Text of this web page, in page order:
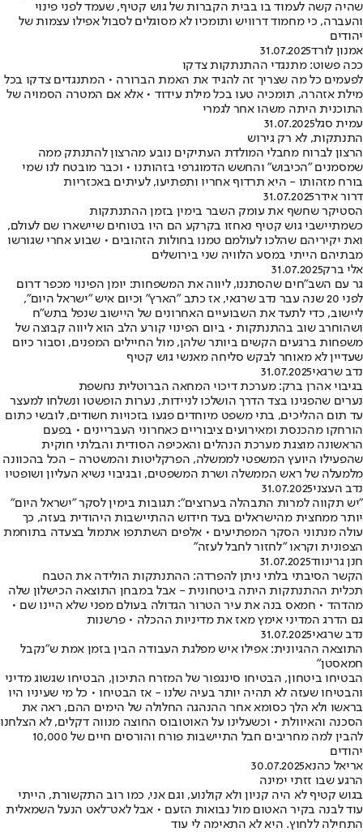
שהיה קשה לעמוד בו בבית הקברות של גוש קטיף, שעמד לפני פינוי
והעברה, כי מחמוד דרוויש ותומכיו לא מסוגלים לסבול אפילו עצמות של
יהודים
אמנון לורד31.07.2025
ככה פשוט: מתנגדי ההתנתקות צדקו
לפעמים כל מה שצריך זה להגיד את האמת הברורה • המתנגדים צדקו בכל
מילת אזהרה, תומכיה טעו בכל מילת עידוד • אלא אם המטרה הסמויה של
התוכנית היתה משהו אחר לגמרי
עמית סגל31.07.2025
התנתקות, לא רק גירוש
הרצון לברוח מחבלי המולדת העתיקים נובע מהרצון להתנתק ממה
שמסמנים "הכיבוש" והחשש הדמוגרפי בזהותנו • וכבר מובטח לנו שמי
בורח מזהותו - היא תרדוף אחריו ותפתיעו, לעיתים באכזריות
דרור אידר31.07.2025
הסטיקר שחשף את עומק השבר בימין בזמן ההתנתקות
כשמתיישבי גוש קטיף נאחזו בקרקע הם היו בטוחים שיישארו שם לעולם,
ואת יקיריהם שהלכו לעולמם טמנו בחולות הזהובים • שבוע אחרי שגורשו
מבתיהם הייתי במסע הלוויה שני בירושלים
אלי ברק31.07.2025
גר עם השב"חים שהסתננו, ליווה את המשפחות: יומן הפינוי מכפר דרום
לפני 20 שנה עבר נדב שרגאי, אז כתב "הארץ" וכיום איש "ישראל היום",
ליישוב, כדי לתעד את השבועיים האחרונים של היישוב שנפל בתש"ח
ושהוחרב שוב בהתנתקות • ביום הפינוי קורע הלב הוא ליווה קבוצה של
משפחות ברגעים הקשים ביותר שלהן, מול החיילים המפנים, וסבור כיום
שעדיין לא מאוחר לבקש סליחה מאנשי גוש קטיף
נדב שרגאי31.07.2025
בגיבוי אהרן ברק: מערכת דיכוי המחאה הברוטלית נחשפת
נערים שהפגינו בצד הדרך הושלכו לניידות, נערות הופשטו ונשלחו למעצר
עד תום ההליכים, בתי משפט מיוחדים פגעו בזכויות חשודים, לובשי כתום
הורחקו מהכנסת ומאירועים ציבוריים כאחרוני העבריינים • בפעם
הראשונה מוצגת מערכת הנהלים והאכיפה הסודית והבלתי חוקית
שהפעילו היועץ המשפטי לממשלה, הפרקליטות והמשטרה - הכל בהכוונה
מלמעלה של ראש הממשלה ושרת המשפטים, ובגיבוי נשיא העליון ושופטיו
נדב העצני31.07.2025
"יש תקווה למרות התבהלה בערוצים": תגובות בימין לסקר "ישראל היום"
יותר ממחצית מהישראלים בעד חידוש ההתיישבות היהודית בעזה, כך
עולה מנתוני הסקר המפתיעים • אלפים השתתפו אתמול בצעדה בתוחמת
הצפונית וקראו "לחזור לחבל לעזה"
חנן גרינווד31.07.2025
הקשר הסיבתי בלתי ניתן להפרדה: ההתנתקות הולידה את הטבח
תכלית ההתנתקות היתה ביטחונית - אבל במבחן התוצאה הכישלון שלה
מהדהד • חמאס בנה את עיר הטרור הגדולה בעולם מפני שלא היינו שם •
גם הדרג המדיני אימץ מאז את מדיניות ההכלה • פרשנות
נדב שרגאי31.07.2025
התוצאה ההגיונית: אפילו איש מפלגת העבודה הבין בזמן אמת ש"נקבל
חמאסטן"
הבטיחו ביטחון, הבטיחו סינגפור של המזרח התיכון, הבטיחו שגשוג מדיני
והבטיחו שעזה לא תהיה יותר בעיה שלנו - אז הבטיחו • כל מי שעיניו היו
בראשו ולא הלך כסומא אחר ההנהגה החלולה של הימים ההם, ראה את
הסכנה והאיוולת • וכשעלינו על האוטובוס החוצה מנווה דקלים, לא הצלחנו
להבין למה מחריבים חבל התיישבות פורח והורסים חיים של 10,000
יהודים
אריאל כהנא30.07.2025
הרגע שבו זזתי ימינה
בגוש קטיף לא היה קניון ולא קולנוע, וגם אני, כמו רוב התקשורת, הייתי
עוד לבנה בקיר האטום מול נבואות הזעם • אבל לאט־לאט הנעל השמאלית
התחילה ללחוץ. היא לא התאימה לי עוד